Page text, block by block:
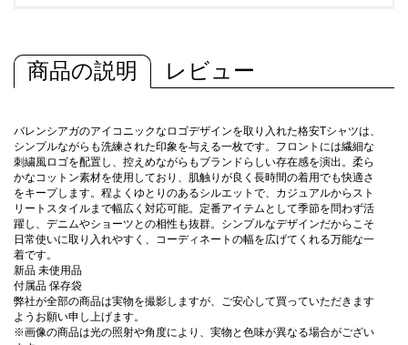
商品の説明 レビュー
バレンシアガのアイコニックなロゴデザインを取り入れた格安Tシャツは、
シンプルながらも洗練された印象を与える一枚です。フロントには繊細な
刺繍風ロゴを配置し、控えめながらもブランドらしい存在感を演出。柔ら
かなコットン素材を使用しており、肌触りが良く長時間の着用でも快適さ
をキープします。程よくゆとりのあるシルエットで、カジュアルからスト
リートスタイルまで幅広く対応可能。定番アイテムとして季節を問わず活
躍し、デニムやショーツとの相性も抜群。シンプルなデザインだからこそ
日常使いに取り入れやすく、コーディネートの幅を広げてくれる万能な一
着です。
新品 未使用品
付属品 保存袋
弊社が全部の商品は実物を撮影しますが、ご安心して買っていただきます
ようお願い申し上げます。
※画像の商品は光の照射や角度により、実物と色味が異なる場合がござい